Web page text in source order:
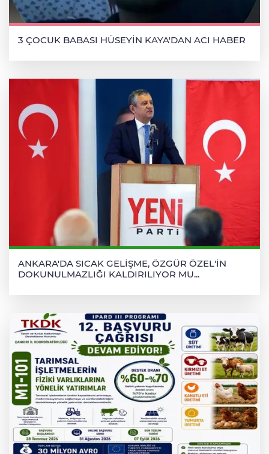
3 ÇOCUK BABASI HÜSEYİN KAYA'DAN ACI HABER
ANKARA'DA SICAK GELİŞME, ÖZGÜR ÖZEL'İN
DOKUNULMAZLIĞI KALDIRILIYOR MU...